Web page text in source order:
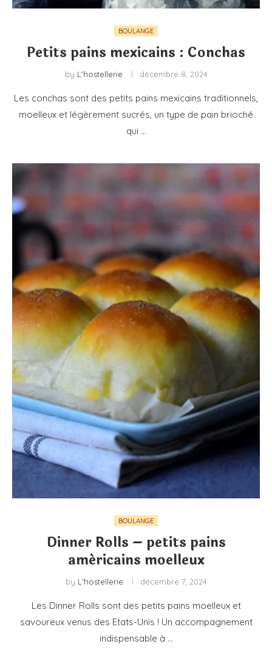
BOULANGE
Petits pains mexicains : Conchas
by L'hostellerie décembre 8, 2024
Les conchas sont des petits pains mexicains traditionnels,
moelleux et légèrement sucrés, un type de pain brioché
qui …
BOULANGE
Dinner Rolls – petits pains
américains moelleux
by L'hostellerie décembre 7, 2024
Les Dinner Rolls sont des petits pains moelleux et
savoureux venus des Etats-Unis ! Un accompagnement
indispensable à …